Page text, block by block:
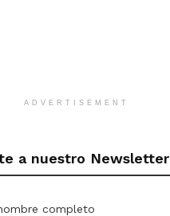
ADVERTISEMENT
a nuestro Newsletter
completo